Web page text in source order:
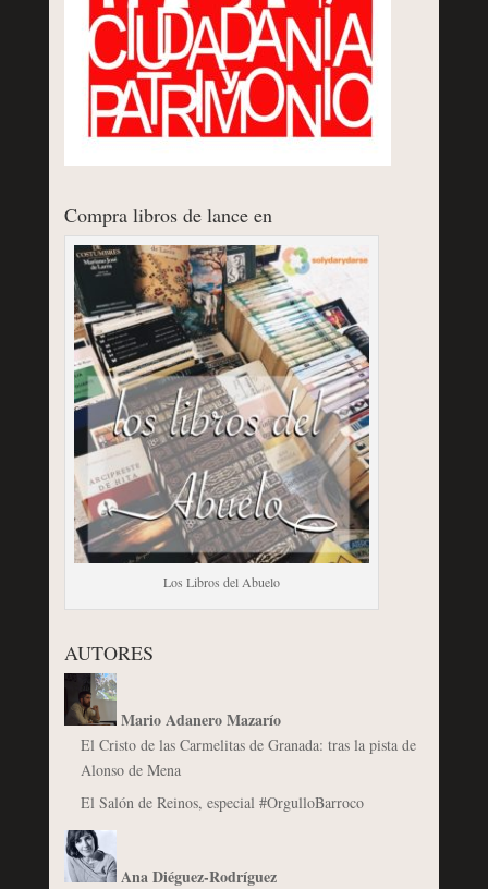
Compra libros de lance en
Los Libros del Abuelo
AUTORES
Mario Adanero Mazarío
El Cristo de las Carmelitas de Granada: tras la pista de
Alonso de Mena
El Salón de Reinos, especial #OrgulloBarroco
Ana Diéguez-Rodríguez